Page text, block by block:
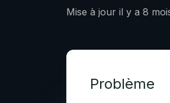
Mise à jour il y a 8
Problème